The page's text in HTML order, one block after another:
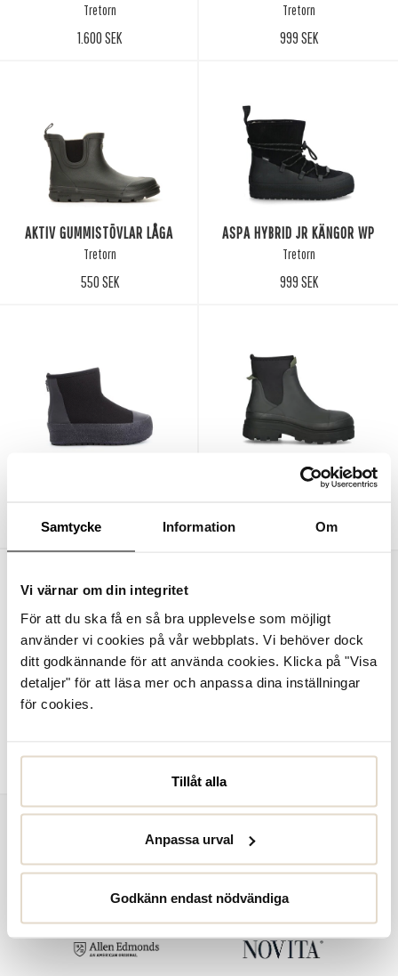
Samtycke Information Om
Vi värnar om din integritet
För att du ska få en så bra upplevelse som möjligt
använder vi cookies på vår webbplats. Vi behöver dock
ditt godkännande för att använda cookies. Klicka på "Visa
detaljer" för att läsa mer och anpassa dina inställningar
för cookies.
Tillåt alla
Anpassa urval
Godkänn endast nödvändiga
Tretorn
1.600 SEK
Tretorn
999 SEK
AKTIV GUMMISTÖVLAR LÅGA
Tretorn
550 SEK
ASPA HYBRID JR KÄNGOR WP
Tretorn
999 SEK
999 SEK
BLASIA GUMMISTÖVLAR
1.500 SEK